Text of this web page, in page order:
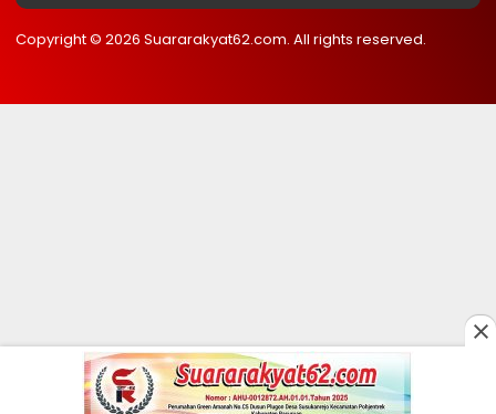
0 0 251
Copyright © 2026 Suararakyat62.com. All rights reserved.